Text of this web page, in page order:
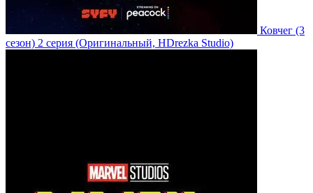
Ковчег (3
сезон) 2 серия (Оригинальный, HDrezka Studio)